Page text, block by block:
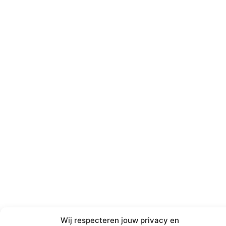
Wij respecteren jouw privacy en